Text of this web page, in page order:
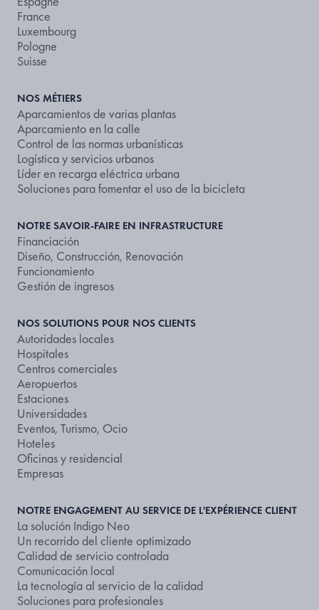
France
Luxembourg
Pologne
Suisse
NOS MÉTIERS
Aparcamientos de varias plantas
Aparcamiento en la calle
Control de las normas urbanísticas
Logística y servicios urbanos
Líder en recarga eléctrica urbana
Soluciones para fomentar el uso de la bicicleta
NOTRE SAVOIR-FAIRE EN INFRASTRUCTURE
Financiación
Diseño, Construcción, Renovación
Funcionamiento
Gestión de ingresos
NOS SOLUTIONS POUR NOS CLIENTS
Autoridades locales
Hospitales
Centros comerciales
Aeropuertos
Estaciones
Universidades
Eventos, Turismo, Ocio
Hoteles
Oficinas y residencial
Empresas
NOTRE ENGAGEMENT AU SERVICE DE L'EXPÉRIENCE CLIENT
La solución Indigo Neo
Un recorrido del cliente optimizado
Calidad de servicio controlada
Comunicación local
La tecnología al servicio de la calidad
Soluciones para profesionales